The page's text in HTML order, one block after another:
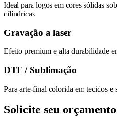
Ideal para logos em cores sólidas
cilíndricas.
Gravação a laser
Efeito premium e alta durabilidade
DTF / Sublimação
Para arte-final colorida em tecidos e
Solicite seu orçamento